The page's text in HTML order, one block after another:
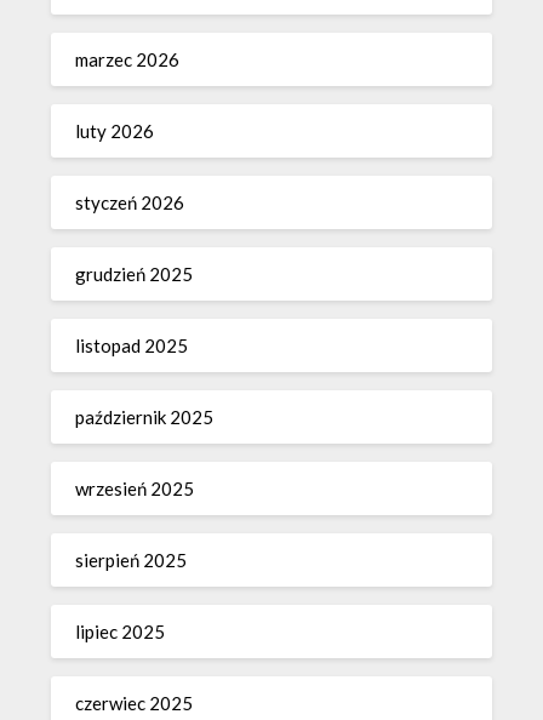
marzec 2026
luty 2026
styczeń 2026
grudzień 2025
listopad 2025
październik 2025
wrzesień 2025
sierpień 2025
lipiec 2025
czerwiec 2025